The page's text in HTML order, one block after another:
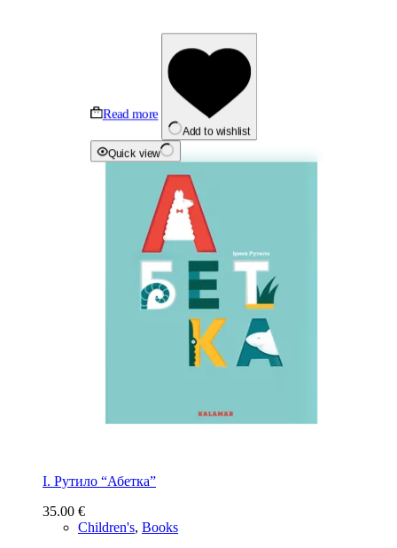
Read more
Add to wishlist
Quick view
І. Рутило “Абетка”
35.00 €
Children's, Books